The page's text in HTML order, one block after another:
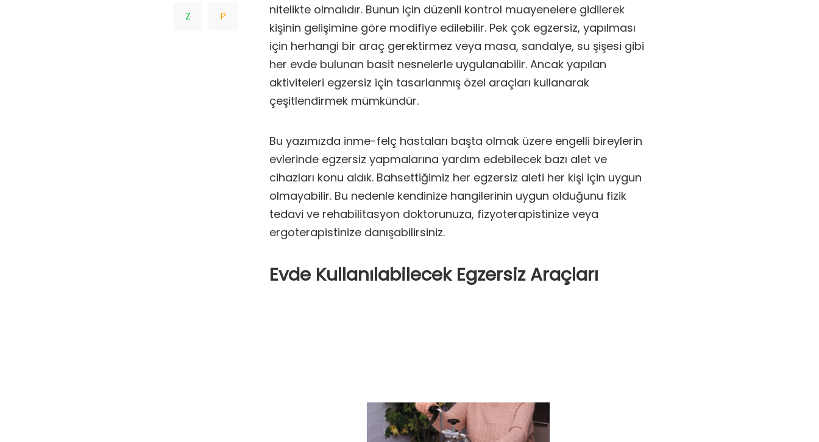
nitelikte olmalıdır. Bunun için düzenli kontrol muayenelere gidilerek
kişinin gelişimine göre modifiye edilebilir. Pek çok egzersiz, yapılması
için herhangi bir araç gerektirmez veya masa, sandalye, su şişesi gibi
her evde bulunan basit nesnelerle uygulanabilir. Ancak yapılan
aktiviteleri egzersiz için tasarlanmış özel araçları kullanarak
çeşitlendirmek mümkündür.
Bu yazımızda inme-felç hastaları başta olmak üzere engelli bireylerin
evlerinde egzersiz yapmalarına yardım edebilecek bazı alet ve
cihazları konu aldık. Bahsettiğimiz her egzersiz aleti her kişi için uygun
olmayabilir. Bu nedenle kendinize hangilerinin uygun olduğunu fizik
tedavi ve rehabilitasyon doktorunuza, fizyoterapistinize veya
ergoterapistinize danışabilirsiniz.
Evde Kullanılabilecek Egzersiz Araçları